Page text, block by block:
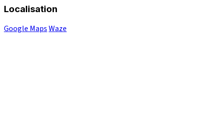
Localisation
Google MapsWaze